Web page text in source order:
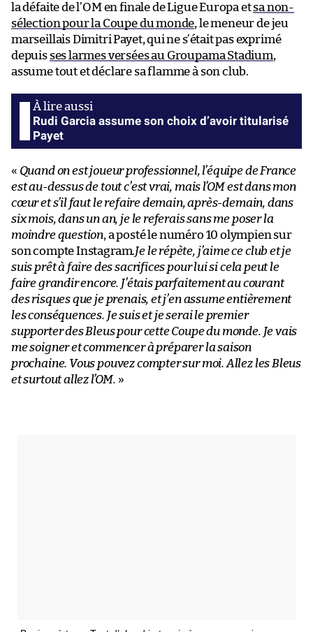
la défaite de l’OM en finale de Ligue Europa etsa non-
sélection pour la Coupe du monde, le meneur de jeu
marseillais Dimitri Payet, qui ne s’était pas exprimé
depuis ses larmes versées au Groupama Stadium,
assume tout et déclare sa flamme à son club.
Rudi Garcia assume son choix d’avoir titularisé
Payet
« Quand on est joueur professionnel, l’équipe de France
est au-dessus de tout c’est vrai, mais l’OM est dans mon
cœur et s’il faut le refaire demain, après-demain, dans
six mois, dans un an, je le referais sans me poser la
moindre question, a posté le numéro 10 olympien sur
son compte Instagram.Je le répète, j’aime ce club et je
suis prêt à faire des sacrifices pour lui si cela peut le
faire grandir encore. J’étais parfaitement au courant
des risques que je prenais, et j’en assume entièrement
les conséquences. Je suis et je serai le premier
supporter des Bleus pour cette Coupe du monde. Je vais
me soigner et commencer à préparer la saison
prochaine. Vous pouvez compter sur moi. Allez les Bleus
et surtout allez l’OM. »